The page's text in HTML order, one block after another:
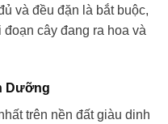
và đều đặn là bắt buộc,
cây đang ra hoa và
Dưỡng
trên nền đất giàu dinh